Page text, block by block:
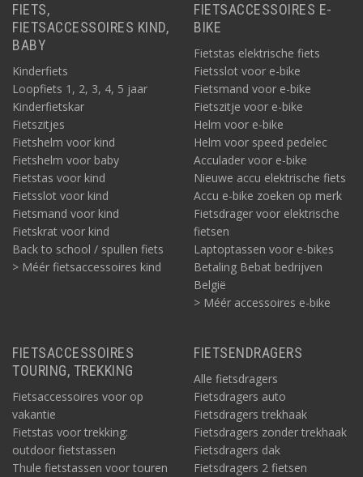
FIETS,
FIETSACCESSOIRES KIND,
BABY
Kinderfiets
Loopfiets 1, 2, 3, 4, 5 jaar
Kinderfietskar
Fietszitjes
Fietshelm voor kind
Fietshelm voor baby
Fietstas voor kind
Fietsslot voor kind
Fietsmand voor kind
Fietskrat voor kind
Back to school / spullen fiets
> Méér fietsaccessoires kind
FIETSACCESSOIRES E-
BIKE
Fietstas elektrische fiets
Fietsslot voor e-bike
Fietsmand voor e-bike
Fietszitje voor e-bike
Helm voor e-bike
Helm voor speed pedelec
Acculader voor e-bike
Nieuwe accu elektrische fiets
Accu e-bike zoeken op merk
Fietsdrager voor elektrische
fietsen
Laptoptassen voor e-bikes
Betaling Bebat bedrijven
België
> Méér accessoires e-bike
FIETSACCESSOIRES
TOURING, TREKKING
Fietsaccessoires voor op
vakantie
Fietstas voor trekking:
outdoor fietstassen
Thule fietstassen voor touren
FIETSENDRAGERS
Alle fietsdragers
Fietsdragers auto
Fietsdragers trekhaak
Fietsdragers zonder trekhaak
Fietsdragers dak
Fietsdragers 2 fietsen